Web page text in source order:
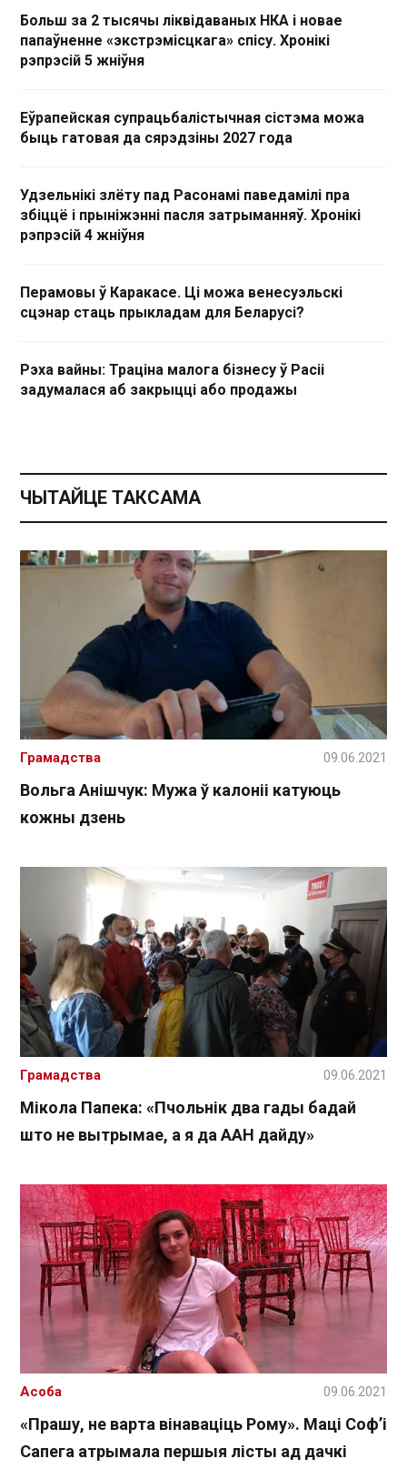
Больш за 2 тысячы ліквідаваных НКА і новае
папаўненне «экстрэмісцкага» спісу. Хронікі
рэпрэсій 5 жніўня
Еўрапейская супрацьбалістычная сістэма можа
быць гатовая да сярэдзіны 2027 года
Удзельнікі злёту пад Расонамі паведамілі пра
збіццё і прыніжэнні пасля затрыманняў. Хронікі
рэпрэсій 4 жніўня
Перамовы ў Каракасе. Ці можа венесуэльскі
сцэнар стаць прыкладам для Беларусі?
Рэха вайны: Траціна малога бізнесу ў Расіі
задумалася аб закрыцці або продажы
ЧЫТАЙЦЕ ТАКСАМА
Вольга Анішчук: Мужа ў калоніі катуюць
кожны дзень
Грамадства 09.06.2021
Мікола Папека: «Пчольнік два гады бадай
што не вытрымае, а я да ААН дайду»
Грамадства 09.06.2021
«Прашу, не варта вінаваціць Рому». Маці Софʼі
Сапега атрымала першыя лісты ад дачкі
Асоба 09.06.2021